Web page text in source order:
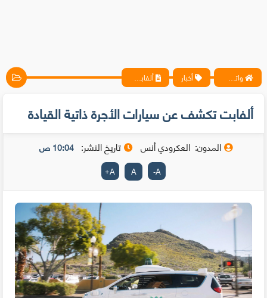
واتس آب ، فيسبوك ، أنترنت ، شروحات تقنية حصرية - المحترف أخبار ألفابت تكشف عن سيارات الأجرة ذاتية القيادة
ألفابت تكشف عن سيارات الأجرة ذاتية القيادة
المدون: العكرودي أنس تاريخ النشر: 10:04 ص
A
-
A
A
+